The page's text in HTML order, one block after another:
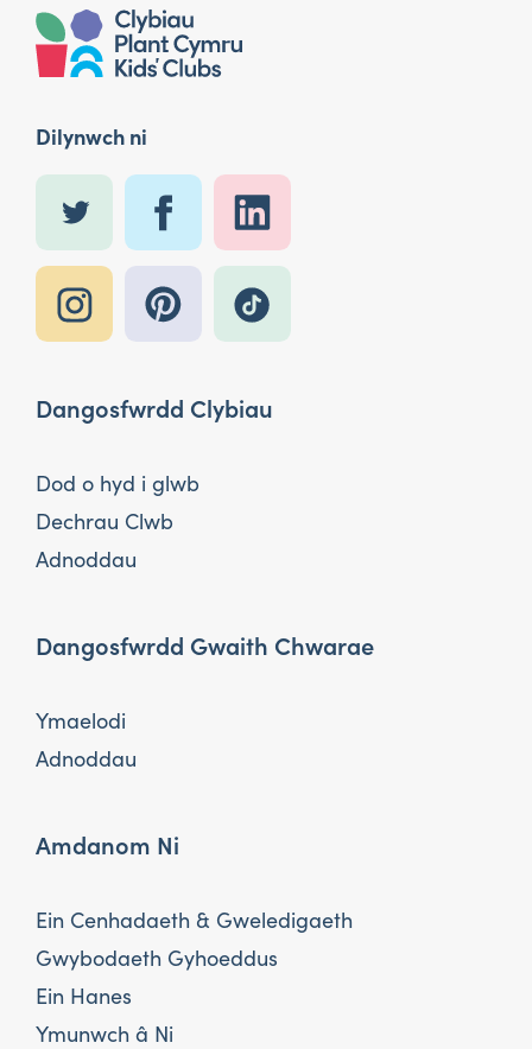
Dilynwch ni
Dangosfwrdd Clybiau
Dod o hyd i glwb
Dechrau Clwb
Adnoddau
Dangosfwrdd Gwaith Chwarae
Ymaelodi
Adnoddau
Amdanom Ni
Ein Cenhadaeth & Gweledigaeth
Gwybodaeth Gyhoeddus
Ein Hanes
Ymunwch â Ni